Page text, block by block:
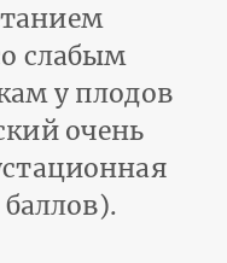
слабым
у плодов
очень